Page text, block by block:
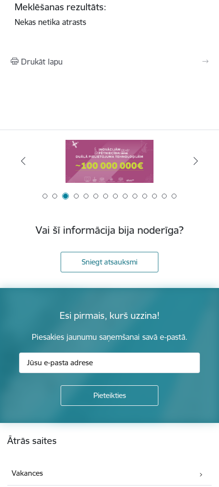
Meklēšanas rezultāts:
Nekas netika atrasts
Drukāt lapu
Vai šī informācija bija noderīga?
Sniegt atsauksmi
Esi pirmais, kurš uzzina!
Piesakies jaunumu saņemšanai savā e-pastā.
Kājene
Ātrās saites
Vakances